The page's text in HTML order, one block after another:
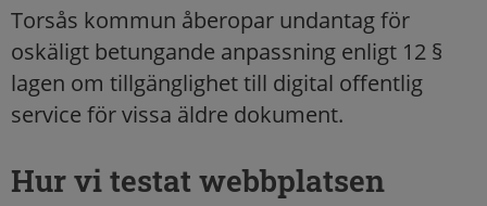
Torsås kommun åberopar undantag för
oskäligt betungande anpassning enligt 12 §
lagen om tillgänglighet till digital offentlig
service för vissa äldre dokument.
Hur vi testat webbplatsen